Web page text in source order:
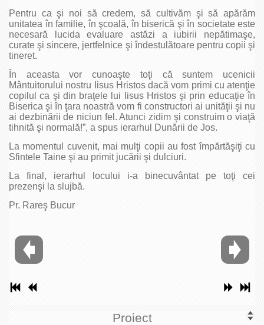
Pentru ca şi noi să credem, să cultivăm şi să apărăm
unitatea în familie, în şcoală, în biserică şi în societate este
necesară lucida evaluare astăzi a iubirii nepătimaşe,
curate şi sincere, jertfelnice şi îndestulătoare pentru copii şi
tineret.
În aceasta vor cunoaşte toţi că suntem ucenicii
Mântuitorului nostru Iisus Hristos dacă vom primi cu atenţie
copilul ca şi din braţele lui Iisus Hristos şi prin educaţie în
Biserica şi în ţara noastră vom fi constructori ai unităţii şi nu
ai dezbinării de niciun fel. Atunci zidim şi construim o viaţă
tihnită şi normală!”, a spus ierarhul Dunării de Jos.
La momentul cuvenit, mai mulţi copii au fost împărtăşiţi cu
Sfintele Taine şi au primit jucării şi dulciuri.
La final, ierarhul locului i-a binecuvântat pe toţi cei
prezenşi la slujbă.
Pr. Rareş Bucur
Proiect